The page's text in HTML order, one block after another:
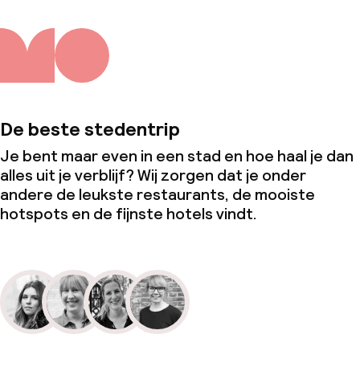
De beste stedentrip
Je bent maar even in een stad en hoe haal je dan
alles uit je verblijf? Wij zorgen dat je onder
andere de leukste restaurants, de mooiste
hotspots en de fijnste hotels vindt.